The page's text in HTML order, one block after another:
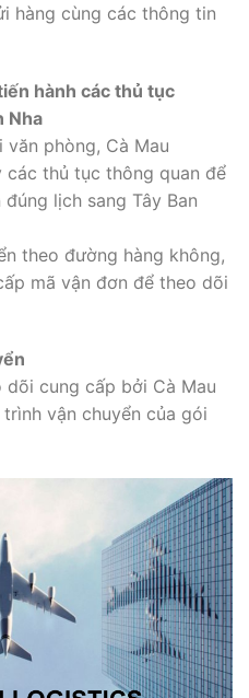
hàng cùng các thông tin
hành các thủ tục
Nha
phòng, Cà Mau
các thủ tục thông quan để
lịch sang Tây Ban
theo đường hàng không,
mã vận đơn để theo dõi
cung cấp bởi Cà Mau
vận chuyển của gói